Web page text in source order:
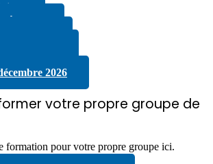
2026
2026
2026
2026
votre propre groupe de
formation pour votre propre groupe ici.